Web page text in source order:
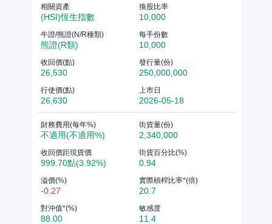
相關資產
(HSI)恆生指數
換股比率
10,000
牛證/熊證(N/R種類)
熊證(R類)
每手份數
10,000
收回價(點)
26,530
發行量(份)
250,000,000
行使價(點)
26,630
上市日
2026-05-18
財務費用(每年%)
不適用(不適用%)
街貨量(份)
2,340,000
收回價距現貨價
999.70點(3.92%)
街貨百分比(%)
0.94
溢價(%)
-0.27
實際槓桿比率*(倍)
20.7
對沖值*(%)
88.00
敏感度
11.4